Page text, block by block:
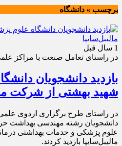
برچسب » دانشگاه
1 سال قبل
در راستای تعامل صنعت با مراکز
بازدید دانشجویان
شهید بهشتی از شرکت
در راستای طرح برگزاری اردوی
دانشجویان رشته مهندسی بهداشت
علوم پزشکی و خدمات بهداشتی
مالیبل‌سایپا بازدید کردند.